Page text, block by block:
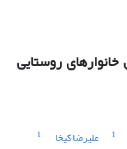
روستایی
1 علیرضا کیخا 1